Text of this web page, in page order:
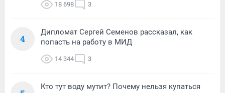
18 698 3
4
Дипломат Сергей Семенов рассказал, как
попасть на работу в МИД
14 344 3
Кто тут воду мутит? Почему нельзя купаться